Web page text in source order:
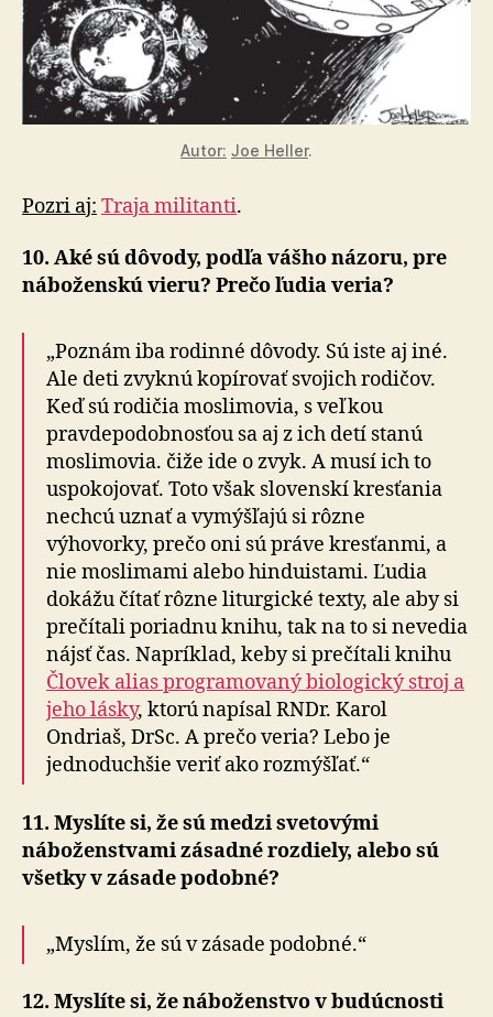
Autor: Joe Heller.
Pozri aj: Traja militanti.
10. Aké sú dôvody, podľa vášho názoru, pre
náboženskú vieru? Prečo ľudia veria?
„Poznám iba rodinné dôvody. Sú iste aj iné.
Ale deti zvyknú kopírovať svojich rodičov.
Keď sú rodičia moslimovia, s veľkou
pravdepodobnosťou sa aj z ich detí stanú
moslimovia. čiže ide o zvyk. A musí ich to
uspokojovať. Toto však slovenskí kresťania
nechcú uznať a vymýšľajú si rôzne
výhovorky, prečo oni sú práve kresťanmi, a
nie moslimami alebo hinduistami. Ľudia
dokážu čítať rôzne liturgické texty, ale aby si
prečítali poriadnu knihu, tak na to si nevedia
nájsť čas. Napríklad, keby si prečítali knihu
Človek alias programovaný biologický stroj a
jeho lásky, ktorú napísal RNDr. Karol
Ondriaš, DrSc. A prečo veria? Lebo je
jednoduchšie veriť ako rozmýšľať.“
11. Myslíte si, že sú medzi svetovými
náboženstvami zásadné rozdiely, alebo sú
všetky v zásade podobné?
„Myslím, že sú v zásade podobné.“
12. Myslíte si, že náboženstvo v budúcnosti